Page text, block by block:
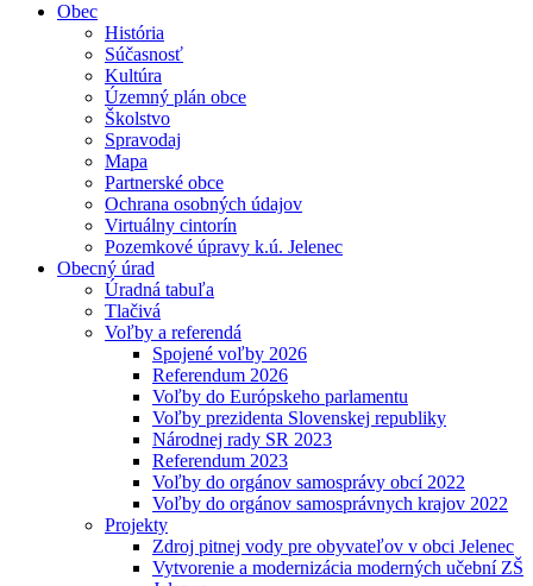
Obec
História
Súčasnosť
Kultúra
Územný plán obce
Školstvo
Spravodaj
Mapa
Partnerské obce
Ochrana osobných údajov
Virtuálny cintorín
Pozemkové úpravy k.ú. Jelenec
Obecný úrad
Úradná tabuľa
Tlačivá
Voľby a referendá
Spojené voľby 2026
Referendum 2026
Voľby do Európskeho parlamentu
Voľby prezidenta Slovenskej republiky
Národnej rady SR 2023
Referendum 2023
Voľby do orgánov samosprávy obcí 2022
Voľby do orgánov samosprávnych krajov 2022
Projekty
Zdroj pitnej vody pre obyvateľov v obci Jelenec
Vytvorenie a modernizácia moderných učební ZŠ